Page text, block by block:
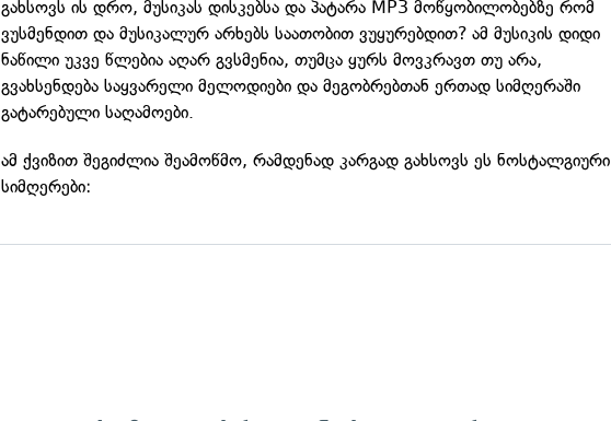
გახსოვს ის დრო, მუსიკას დისკებსა და პატარა MP3 მოწყობილობებზე რომ
ვუსმენდით და მუსიკალურ არხებს საათობით ვუყურებდით? ამ მუსიკის დიდი
ნაწილი უკვე წლებია აღარ გვსმენია, თუმცა ყურს მოვკრავთ თუ არა,
გვახსენდება საყვარელი მელოდიები და მეგობრებთან ერთად სიმღერაში
გატარებული საღამოები.
ამ ქვიზით შეგიძლია შეამოწმო, რამდენად კარგად გახსოვს ეს ნოსტალგიური
სიმღერები: